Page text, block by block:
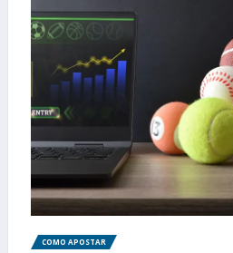
COMO APOSTAR